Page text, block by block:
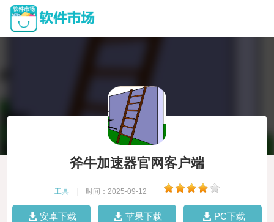
斧牛加速器官网客户端
工具 时间：2025-09-12
安卓下载 苹果下载 PC下载